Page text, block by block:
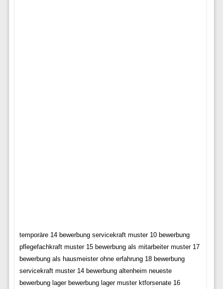
temporäre 14 bewerbung servicekraft muster 10 bewerbung
pflegefachkraft muster 15 bewerbung als mitarbeiter muster 17
bewerbung als hausmeister ohne erfahrung 18 bewerbung
servicekraft muster 14 bewerbung altenheim neueste
bewerbung lager bewerbung lager muster ktforsenate 16